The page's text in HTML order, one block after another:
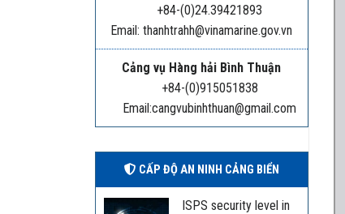
+84-(0)24.39421893
Email: thanhtrahh@vinamarine.gov.vn
Cảng vụ Hàng hải Bình Thuận
+84-(0)915051838
Email:cangvubinhthuan@gmail.com
CẤP ĐỘ AN NINH CẢNG BIỂN
ISPS security level in